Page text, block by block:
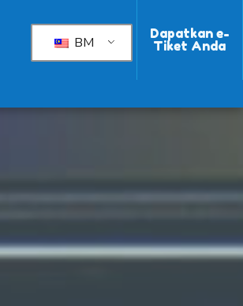
BM
Dapatkan e-
Tiket Anda